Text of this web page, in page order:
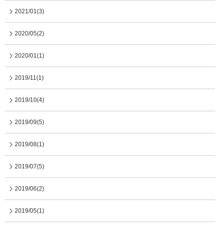
2021/01(3)
2020/05(2)
2020/01(1)
2019/11(1)
2019/10(4)
2019/09(5)
2019/08(1)
2019/07(5)
2019/06(2)
2019/05(1)